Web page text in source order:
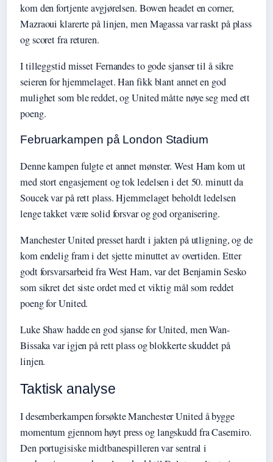
kom den fortjente avgjørelsen. Bowen headet en corner,
Mazraoui klarerte på linjen, men Magassa var raskt på plass
og scoret fra returen.
I tilleggstid misset Fernandes to gode sjanser til å sikre
seieren for hjemmelaget. Han fikk blant annet en god
mulighet som ble reddet, og United måtte nøye seg med ett
poeng.
Februarkampen på London Stadium
Denne kampen fulgte et annet mønster. West Ham kom ut
med stort engasjement og tok ledelsen i det 50. minutt da
Soucek var på rett plass. Hjemmelaget beholdt ledelsen
lenge takket være solid forsvar og god organisering.
Manchester United presset hardt i jakten på utligning, og de
kom endelig fram i det sjette minuttet av overtiden. Etter
godt forsvarsarbeid fra West Ham, var det Benjamin Sesko
som sikret det siste ordet med et viktig mål som reddet
poeng for United.
Luke Shaw hadde en god sjanse for United, men Wan-
Bissaka var igjen på rett plass og blokkerte skuddet på
linjen.
Taktisk analyse
I desemberkampen forsøkte Manchester United å bygge
momentum gjennom høyt press og langskudd fra Casemiro.
Den portugisiske midtbanespilleren var sentral i